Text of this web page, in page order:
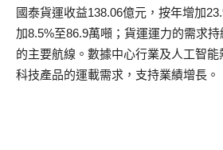
國泰貨運收益138.06億元，按年增加
加8.5%至86.9萬噸；貨運運力的需求
的主要航線。數據中心行業及人工智
科技產品的運載需求，支持業績增長。